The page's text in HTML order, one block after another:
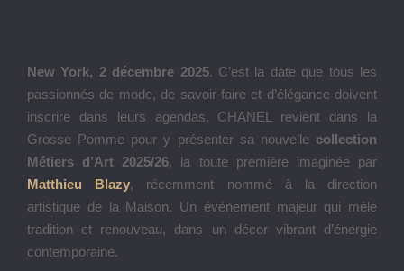
New York, 2 décembre 2025. C’est la date que tous les
passionnés de mode, de savoir-faire et d’élégance doivent
inscrire dans leurs agendas. CHANEL revient dans la
Grosse Pomme pour y présenter sa nouvelle collection
Métiers d’Art 2025/26, la toute première imaginée par
Matthieu Blazy, récemment nommé à la direction
artistique de la Maison. Un événement majeur qui mêle
tradition et renouveau, dans un décor vibrant d’énergie
contemporaine.